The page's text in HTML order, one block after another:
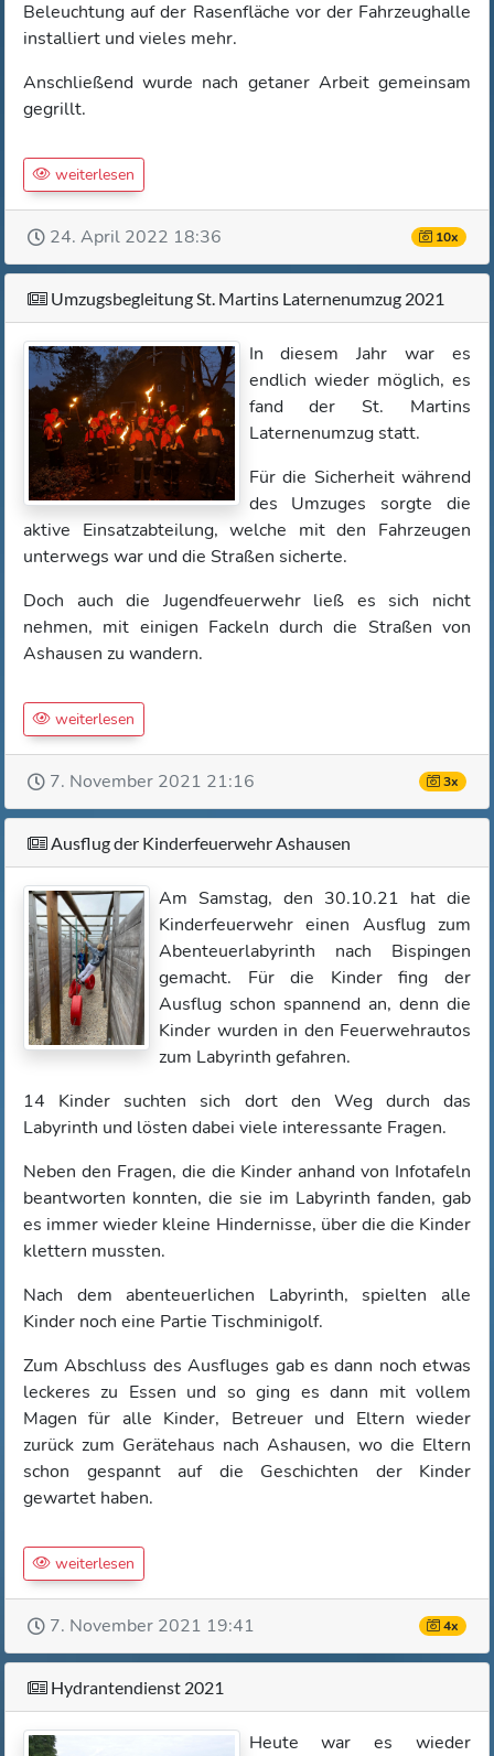
Beleuchtung auf der Rasenfläche vor der Fahrzeughalle
installiert und vieles mehr.
Anschließend wurde nach getaner Arbeit gemeinsam
gegrillt.
weiterlesen
24. April 2022 18:36 10x
Umzugsbegleitung St. Martins Laternenumzug 2021
In diesem Jahr war es
endlich wieder möglich, es
fand der St. Martins
Laternenumzug statt.
Für die Sicherheit während
des Umzuges sorgte die
aktive Einsatzabteilung, welche mit den Fahrzeugen
unterwegs war und die Straßen sicherte.
Doch auch die Jugendfeuerwehr ließ es sich nicht
nehmen, mit einigen Fackeln durch die Straßen von
Ashausen zu wandern.
weiterlesen
7. November 2021 21:16 3x
Ausflug der Kinderfeuerwehr Ashausen
Am Samstag, den 30.10.21 hat die
Kinderfeuerwehr einen Ausflug zum
Abenteuerlabyrinth nach Bispingen
gemacht. Für die Kinder fing der
Ausflug schon spannend an, denn die
Kinder wurden in den Feuerwehrautos
zum Labyrinth gefahren.
14 Kinder suchten sich dort den Weg durch das
Labyrinth und lösten dabei viele interessante Fragen.
Neben den Fragen, die die Kinder anhand von Infotafeln
beantworten konnten, die sie im Labyrinth fanden, gab
es immer wieder kleine Hindernisse, über die die Kinder
klettern mussten.
Nach dem abenteuerlichen Labyrinth, spielten alle
Kinder noch eine Partie Tischminigolf.
Zum Abschluss des Ausfluges gab es dann noch etwas
leckeres zu Essen und so ging es dann mit vollem
Magen für alle Kinder, Betreuer und Eltern wieder
zurück zum Gerätehaus nach Ashausen, wo die Eltern
schon gespannt auf die Geschichten der Kinder
gewartet haben.
weiterlesen
7. November 2021 19:41 4x
Hydrantendienst 2021
Heute war es wieder